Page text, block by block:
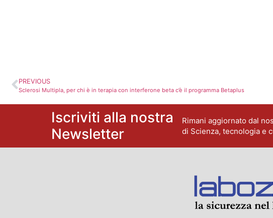
PREVIOUS
Sclerosi Multipla, per chi è in terapia con interferone beta c’è il programma Betaplus
Iscriviti alla nostra
Newsletter
Rimani aggiornato dal
di Scienza, tecnologia e